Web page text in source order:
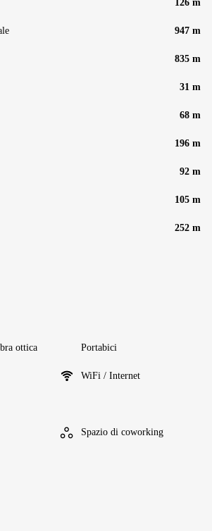
126 m
947 m
835 m
31 m
68 m
196 m
92 m
105 m
252 m
ottica Portabici
WiFi / Internet
Spazio di coworking